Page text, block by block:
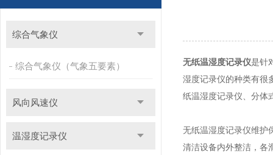
综合气象仪
综合气象仪（气象五要素）
风向风速仪
温湿度记录仪
无纸温湿度记录仪是针
湿度记录仪的种类有很
纸温湿度记录仪、分体
无纸温湿度记录仪维护
清洁设备内外整洁，各